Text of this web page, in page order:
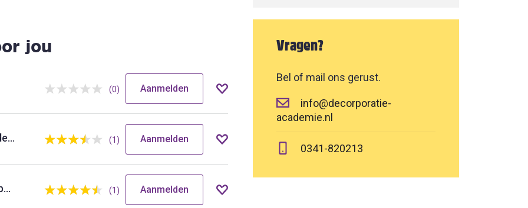
jou
(0) Aanmelden
Ondermijning | Herkennen en handelen (1) Aanmelden
Omgaan met emotie & agressie - buitendienst (1) Aanmelden
Vragen?
Bel of mail ons gerust.
info@decorporatie-
academie.nl
0341-820213